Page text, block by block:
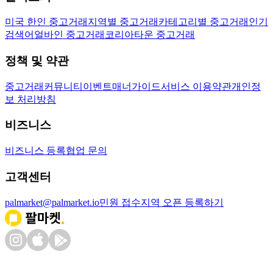
미국 한인 중고거래 지역별 중고거래 카테고리별 중고거래 인기
검색어 얼바인 중고거래 코리아타운 중고거래
정책 및 약관
중고거래 커뮤니티 이벤트매너가이드서비스 이용약관개인정
보 처리방침
비즈니스
비즈니스 등록협업 문의
고객센터
palmarket@palmarket.io민원 접수지역 오픈 등록하기